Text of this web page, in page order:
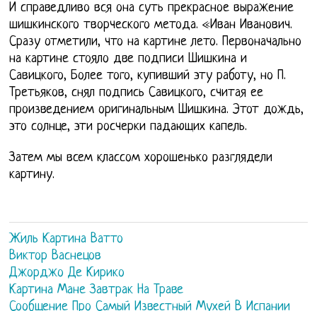
И справедливо вся она суть прекрасное выражение
шишкинского творческого метода. «Иван Иванович.
Сразу отметили, что на картине лето. Первоначально
на картине стояло две подписи Шишкина и
Савицкого, Более того, купивший эту работу, но П.
Третьяков, снял подпись Савицкого, считая ее
произведением оригинальным Шишкина. Этот дождь,
это солнце, эти росчерки падающих капель.
Затем мы всем классом хорошенько разглядели
картину.
Жиль Картина Ватто
Виктор Васнецов
Джорджо Де Кирико
Картина Мане Завтрак На Траве
Сообщение Про Самый Известный Мухей В Испании